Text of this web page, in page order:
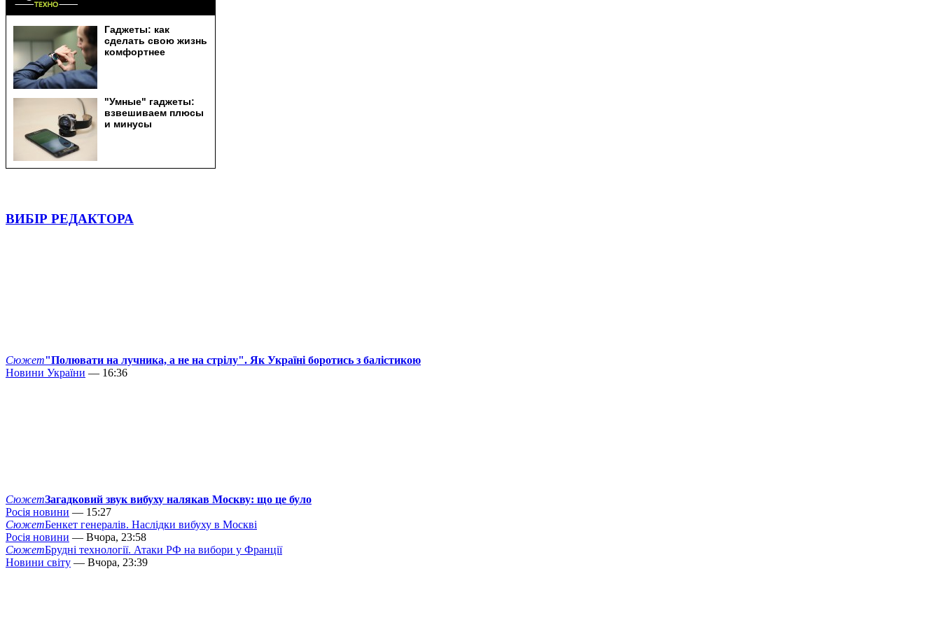
ВИБІР РЕДАКТОРА
Сюжет"Полювати на лучника, а не на стрілу". Як Україні боротись з балістикою
Новини України — 16:36
СюжетЗагадковий звук вибуху налякав Москву: що це було
Росія новини — 15:27
СюжетБенкет генералів. Наслідки вибуху в Москві
Росія новини — Вчора, 23:58
СюжетБрудні технології. Атаки РФ на вибори у Франції
Новини світу — Вчора, 23:39